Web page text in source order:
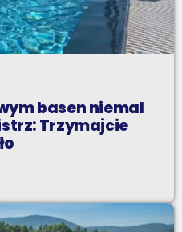
basen niemal
Trzymajcie